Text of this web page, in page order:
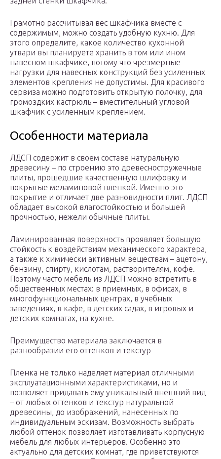
Грамотно рассчитывая вес шкафчика вместе с
содержимым, можно создать удобную кухню. Для
этого определите, какое количество кухонной
утвари вы планируете хранить в том или ином
навесном шкафчике, потому что чрезмерные
нагрузки для навесных конструкций без усиленных
элементов крепления не допустимы. Для красивого
сервиза можно подготовить открытую полочку, для
громоздких кастрюль – вместительный угловой
шкафчик с усиленным креплением.
Особенности материала
ЛДСП содержит в своем составе натуральную
древесину – по строению это древесностружечные
плиты, прошедшие качественную шлифовку и
покрытые меламиновой пленкой. Именно это
покрытие и отличает две разновидности плит. ЛДСП
обладает высокой влагостойкостью и большей
прочностью, нежели обычные плиты.
Ламинированная поверхность проявляет большую
стойкость к воздействиям механического характера,
а также к химически активным веществам – ацетону,
бензину, спирту, кислотам, растворителям, кофе.
Поэтому часто мебель из ЛДСП можно встретить в
общественных местах: в приемных, в офисах, в
многофункциональных центрах, в учебных
заведениях, в кафе, в детских садах, в игровых и
детских комнатах, на кухне.
Преимущество материала заключается в
разнообразии его оттенков и текстур
Пленка не только наделяет материал отличными
эксплуатационными характеристиками, но и
позволяет придавать ему уникальный внешний вид
– от любых оттенков и текстур натуральной
древесины, до изображений, нанесенных по
индивидуальным эскизам. Возможность выбрать
любой оттенок позволяет изготавливать корпусную
мебель для любых интерьеров. Особенно это
актуально для детских комнат, где приветствуются